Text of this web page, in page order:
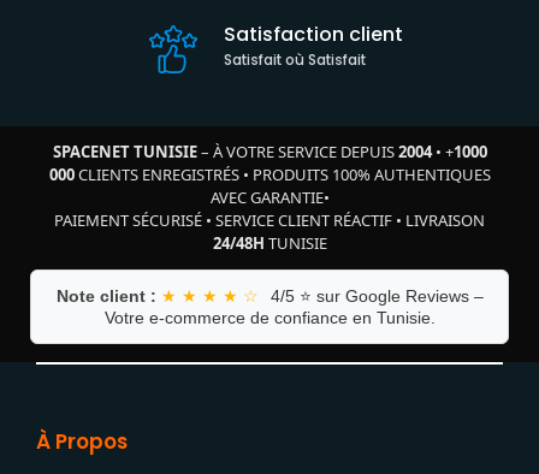
Satisfaction client
Satisfait où Satisfait
SPACENET TUNISIE– À VOTRE SERVICE DEPUIS2004• +1000
000CLIENTS ENREGISTRÉS• PRODUITS 100% AUTHENTIQUES
AVEC GARANTIE•
PAIEMENT SÉCURISÉ • SERVICE CLIENT RÉACTIF • LIVRAISON
24/48H TUNISIE
Note client : ★ ★ ★ ★ ☆
4/5 ⭐ sur Google Reviews –
Votre e-commerce de confiance en Tunisie.
À Propos